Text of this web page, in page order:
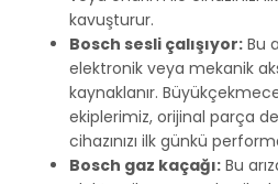
kavuşturur.
Bosch sesli çalışıyor: Bu
elektronik veya mekanik
kaynaklanır.
ekiplerimiz, orijinal parça
cihazınızı ilk günkü
Bosch gaz kaçağı: Bu